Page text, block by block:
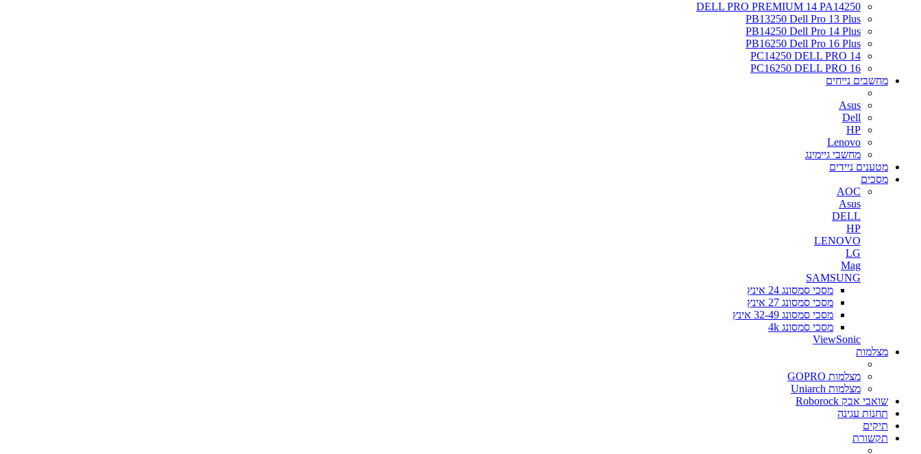
DELL PRO PREMIUM 14 PA14250
PB13250 Dell Pro 13 Plus
PB14250 Dell Pro 14 Plus
PB16250 Dell Pro 16 Plus
PC14250 DELL PRO 14
PC16250 DELL PRO 16
מחשבים נייחים
Asus
Dell
HP
Lenovo
מחשבי גיימינג
מטענים ניידים
מסכים
AOC
Asus
DELL
HP
LENOVO
LG
Mag
SAMSUNG
מסכי סמסונג 24 אינץ
מסכי סמסונג 27 אינץ
מסכי סמסונג 32-49 אינץ
מסכי סמסונג 4k
ViewSonic
מצלמות
מצלמות GOPRO
מצלמות Uniarch
שואבי אבק Roborock
תחנות עגינה
תיקים
תקשורת